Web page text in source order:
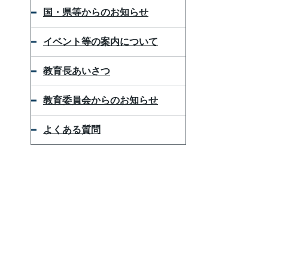
国・県等からのお知らせ
イベント等の案内について
教育長あいさつ
教育委員会からのお知らせ
よくある質問